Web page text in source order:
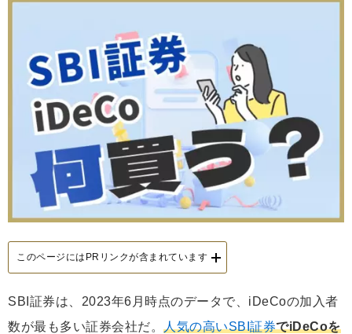
このページにはPRリンクが含まれています
SBI証券は、2023年6月時点のデータで、iDeCoの加入者
数が最も多い証券会社だ。 人気の高いSBI証券でiDeCoを